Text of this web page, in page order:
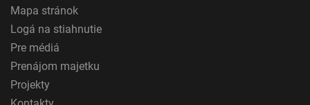
Identifikácia zariadení na základe aktívne
vyžiadaných informácií
Účely spracovania, ktoré nie sú v kompetencii IAB:
Nevyhnutné
Výkonostné
Mapa stránok
Logá na stiahnutie
Pre médiá
Prenájom majetku
Projekty